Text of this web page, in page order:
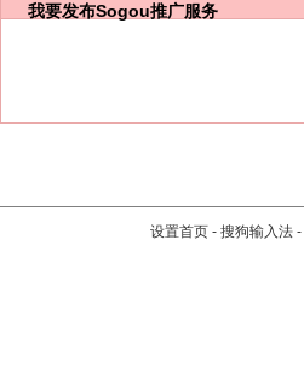
我要发布Sogou推广服务
设置首页 - 搜狗输入法 -